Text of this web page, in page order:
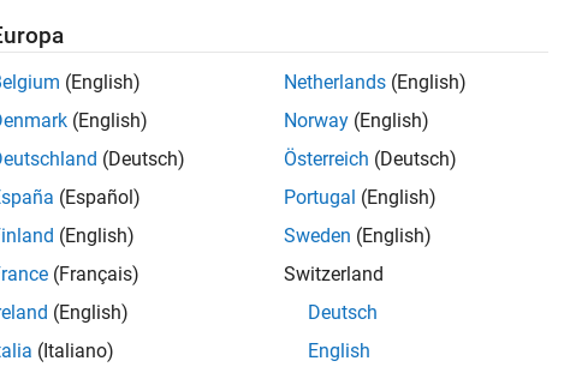
of 302.031
(English)
(English)
(Deutsch)
(Español)
(English)
(Français)
(English)
(Italiano)
Netherlands (English)
Norway (English)
Österreich (Deutsch)
Portugal (English)
Sweden (English)
Switzerland
Deutsch
English